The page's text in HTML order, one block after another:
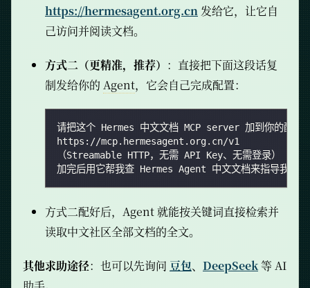
https://hermesagent.org.cn 发给它，让它自
己访问并阅读文档。
方式二（更精准，推荐） ：直接把下面这段话复
制发给你的 Agent，它会自己完成配置：
请把这个 Hermes 中文文档 MCP server 加到你的配置
https://mcp.hermesagent.org.cn/v1
（Streamable HTTP，无需 API Key、无需登录）
加完后用它帮我查 Hermes Agent 中文文档来指导我完成
方式二配好后，Agent 就能按关键词直接检索并
读取中文社区全部文档的全文。
其他求助途径：也可以先询问 豆包、 DeepSeek等 AI